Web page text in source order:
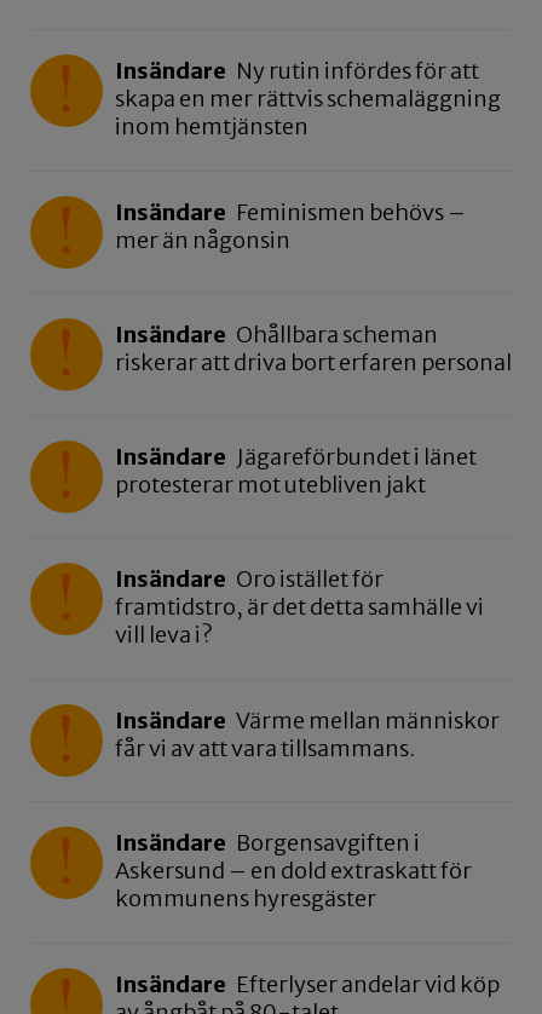
Insändare Ny rutin infördes för att
skapa en mer rättvis schemaläggning
inom hemtjänsten
Insändare Feminismen behövs –
mer än någonsin
Insändare Ohållbara scheman
riskerar att driva bort erfaren personal
Insändare Jägareförbundet i länet
protesterar mot utebliven jakt
Insändare Oro istället för
framtidstro, är det detta samhälle vi
vill leva i?
Insändare Värme mellan människor
får vi av att vara tillsammans.
Insändare Borgensavgiften i
Askersund – en dold extraskatt för
kommunens hyresgäster
Insändare Efterlyser andelar vid köp